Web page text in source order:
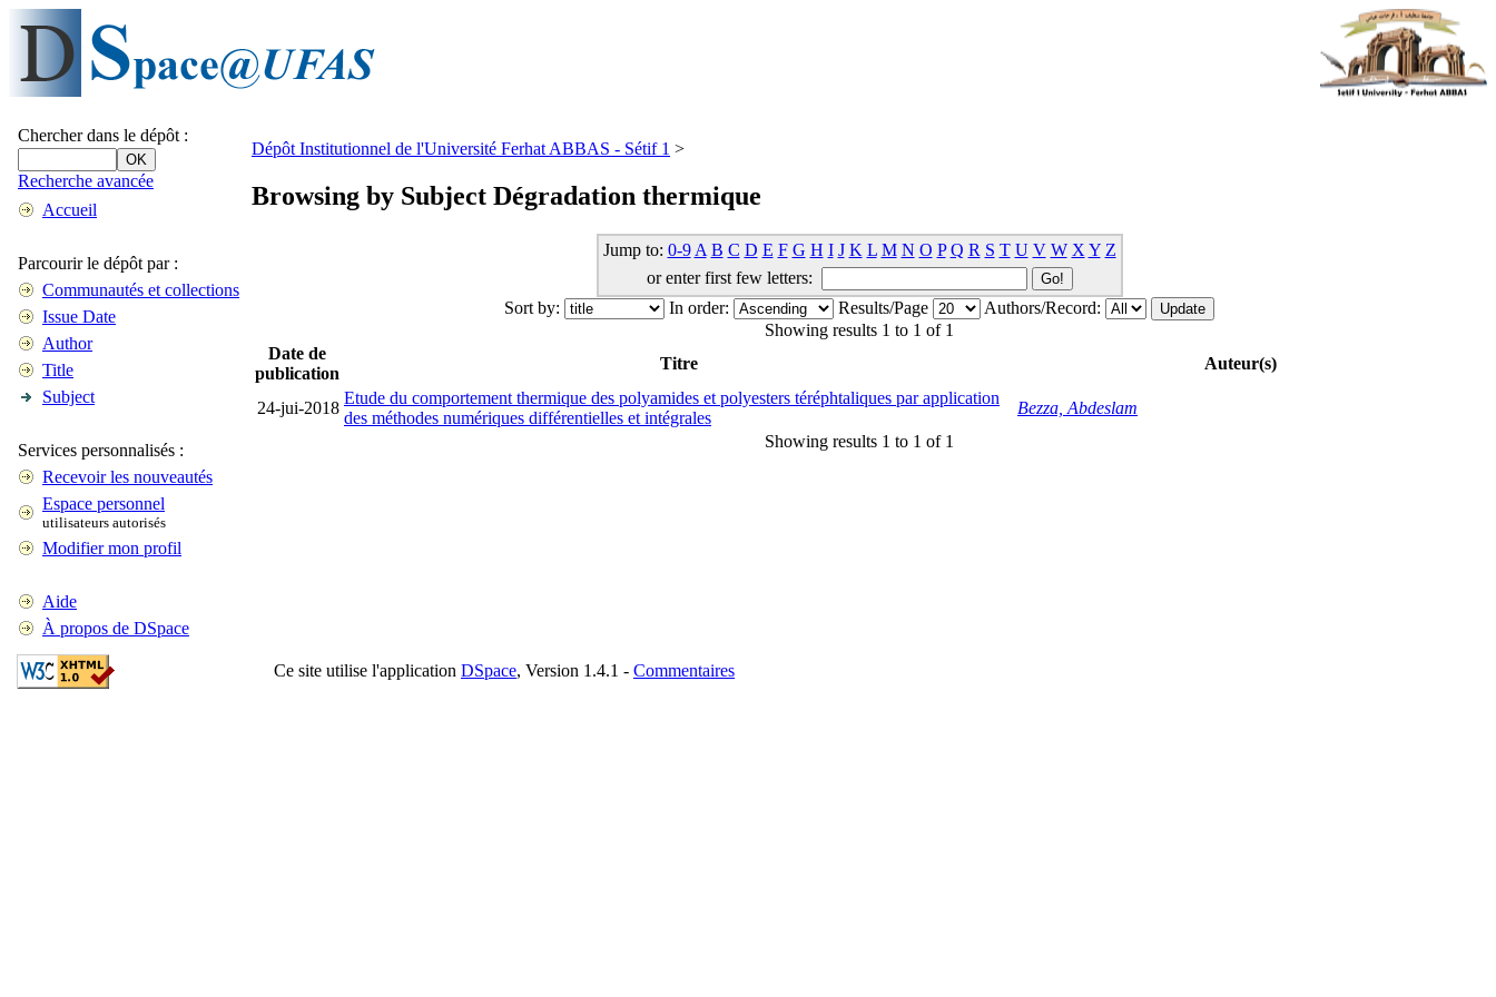
Chercher dans le dépôt :
Recherche avancée
Accueil
Parcourir le dépôt par :
Communautés et collections
Issue Date
Author
Title
Subject
Services personnalisés :
Recevoir les nouveautés
Espace personnel
utilisateurs autorisés
Modifier mon profil
Aide
À propos de DSpace
Dépôt Institutionnel de l'Université Ferhat ABBAS - Sétif 1 >
Browsing by Subject Dégradation thermique
Jump to: 0-9 A B C D E F G H I J K L M N O P Q R S T U V W X Y Z
or enter first few letters:
Sort by:
In order: Results/Page
Authors/Record:
Showing results 1 to 1 of 1
Date de
publication
Titre Auteur(s)
24-jui-2018
Etude du comportement thermique des polyamides et polyesters téréphtaliques par application
des méthodes numériques différentielles et intégrales
Bezza, Abdeslam
Showing results 1 to 1 of 1
Ce site utilise l'application DSpace, Version 1.4.1 - Commentaires